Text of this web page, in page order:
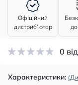
Офіційний
дистриб’ютор
0
Характеристики: